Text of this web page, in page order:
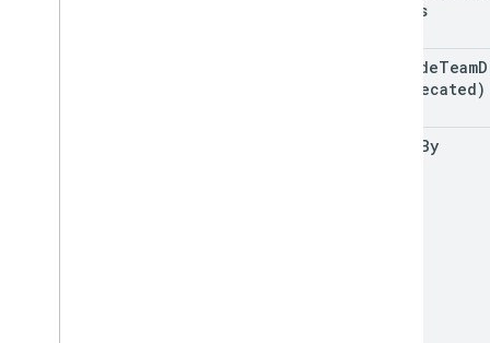
Drives
includeTeam
(deprecated)
By